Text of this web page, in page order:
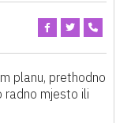
planu, prethodno
radno mjesto ili